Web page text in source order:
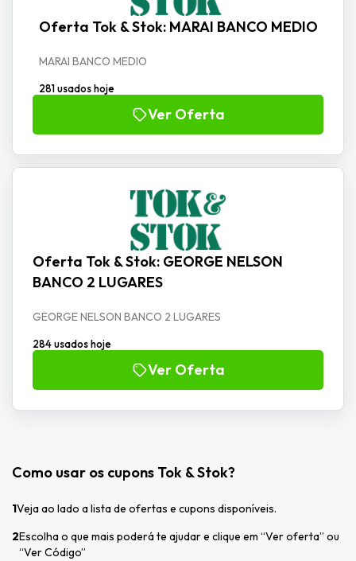
Oferta Tok & Stok: MARAI BANCO MEDIO
MARAI BANCO MEDIO
281 usados hoje
Ver Oferta
Oferta Tok & Stok: GEORGE NELSON
BANCO 2 LUGARES
GEORGE NELSON BANCO 2 LUGARES
284 usados hoje
Ver Oferta
Como usar os cupons Tok & Stok?
1Veja ao lado a lista de ofertas e cupons disponíveis.
2Escolha o que mais poderá te ajudar e clique em “Ver oferta” ou
“Ver Código”